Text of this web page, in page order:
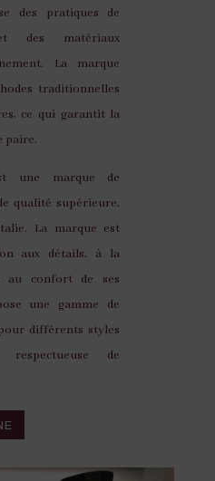
des pratiques de
des matériaux
La marque
traditionnelles
ce qui garantit la
paire.
une marque de
qualité supérieure,
La marque est
aux détails, à la
au confort de ses
une gamme de
différents styles
de